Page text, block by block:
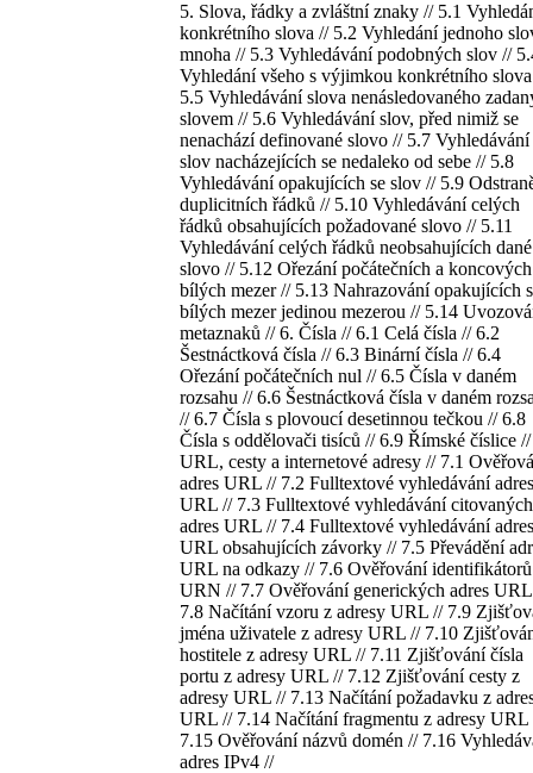
5. Slova, řádky a zvláštní znaky // 5.1
konkrétního slova // 5.2 Vyhledání jednoho
mnoha // 5.3 Vyhledávání podobných slov //
Vyhledání všeho s výjimkou konkrétního
5.5 Vyhledávání slova nenásledovaného
slovem // 5.6 Vyhledávání slov, před nimiž se
nenachází definované slovo // 5.7 Vyhledávání
slov nacházejících se nedaleko od sebe // 5.8
Vyhledávání opakujících se slov // 5.9
duplicitních řádků // 5.10 Vyhledávání celých
řádků obsahujících požadované slovo // 5.11
Vyhledávání celých řádků neobsahujících dané
slovo // 5.12 Ořezání počátečních a koncových
bílých mezer // 5.13 Nahrazování opakujících
bílých mezer jedinou mezerou // 5.14
metaznaků // 6. Čísla // 6.1 Celá čísla // 6.2
Šestnáctková čísla // 6.3 Binární čísla // 6.4
Ořezání počátečních nul // 6.5 Čísla v daném
rozsahu // 6.6 Šestnáctková čísla v daném
// 6.7 Čísla s plovoucí desetinnou tečkou // 6.8
Čísla s oddělovači tisíců // 6.9 Římské číslice
URL, cesty a internetové adresy // 7.1
adres URL // 7.2 Fulltextové vyhledávání adres
URL // 7.3 Fulltextové vyhledávání citovaných
adres URL // 7.4 Fulltextové vyhledávání adres
URL obsahujících závorky // 7.5 Převádění
URL na odkazy // 7.6 Ověřování identifikátorů
URN // 7.7 Ověřování generických adres
7.8 Načítání vzoru z adresy URL // 7.9
jména uživatele z adresy URL // 7.10
hostitele z adresy URL // 7.11 Zjišťování čísla
portu z adresy URL // 7.12 Zjišťování cesty z
adresy URL // 7.13 Načítání požadavku z
URL // 7.14 Načítání fragmentu z adresy URL
7.15 Ověřování názvů domén // 7.16
adres IPv4 //